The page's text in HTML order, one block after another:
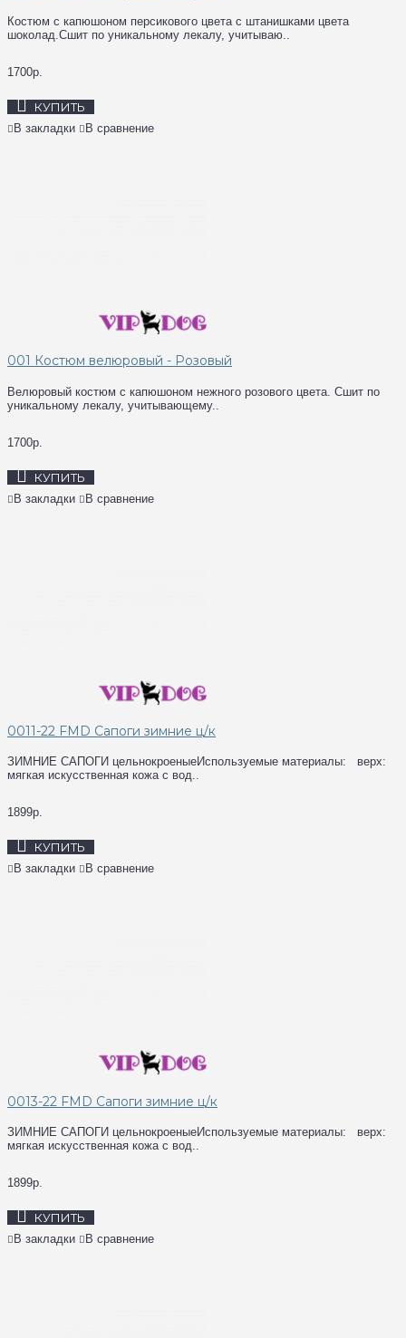
Костюм с капюшоном персикового цвета с штанишками цвета
шоколад.Сшит по уникальному лекалу, учитываю..
1700р.
КУПИТЬ
В закладки В сравнение
001 Костюм велюровый - Розовый
Велюровый костюм с капюшоном нежного розового цвета. Сшит по
уникальному лекалу, учитывающему..
1700р.
КУПИТЬ
В закладки В сравнение
0011-22 FMD Сапоги зимние ц/к
ЗИМНИЕ САПОГИ цельнокроеныеИспользуемые материалы: верх:
мягкая искусственная кожа с вод..
1899р.
КУПИТЬ
В закладки В сравнение
0013-22 FMD Сапоги зимние ц/к
ЗИМНИЕ САПОГИ цельнокроеныеИспользуемые материалы: верх:
мягкая искусственная кожа с вод..
1899р.
КУПИТЬ
В закладки В сравнение